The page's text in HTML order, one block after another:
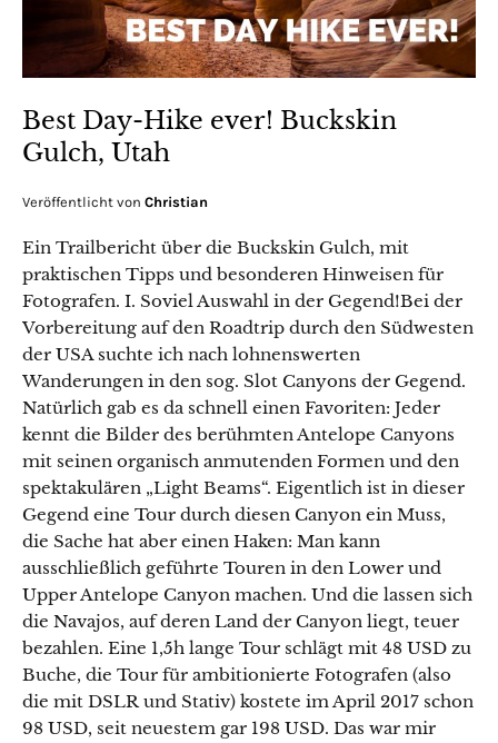
Best Day-Hike ever! Buckskin
Gulch, Utah
Veröffentlicht von Christian
Ein Trailbericht über die Buckskin Gulch, mit
praktischen Tipps und besonderen Hinweisen für
Fotografen. I. Soviel Auswahl in der Gegend!Bei der
Vorbereitung auf den Roadtrip durch den Südwesten
der USA suchte ich nach lohnenswerten
Wanderungen in den sog. Slot Canyons der Gegend.
Natürlich gab es da schnell einen Favoriten: Jeder
kennt die Bilder des berühmten Antelope Canyons
mit seinen organisch anmutenden Formen und den
spektakulären „Light Beams“. Eigentlich ist in dieser
Gegend eine Tour durch diesen Canyon ein Muss,
die Sache hat aber einen Haken: Man kann
ausschließlich geführte Touren in den Lower und
Upper Antelope Canyon machen. Und die lassen sich
die Navajos, auf deren Land der Canyon liegt, teuer
bezahlen. Eine 1,5h lange Tour schlägt mit 48 USD zu
Buche, die Tour für ambitionierte Fotografen (also
die mit DSLR und Stativ) kostete im April 2017 schon
98 USD, seit neuestem gar 198 USD. Das war mir